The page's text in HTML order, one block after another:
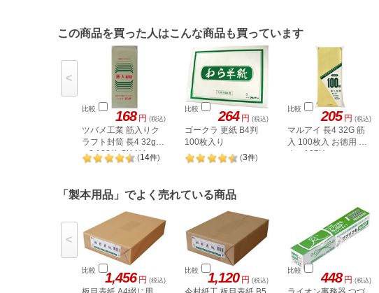
この商品を買った人はこんな商品も買っています
比較 168 円 (税込)
ツバメ工業 筋入りク
ラフト封筒 長4 32g／
m2 100枚 SK-N4
(14件)
比較 264 円 (税込)
ゴークラ 更紙 B4判
100枚入り
(3件)
比較 205 円 (税込)
マルアイ 長4 32G 筋
入 100枚入 お徳用 ト
クー105H
<
「製本用品」でよく売れている商品
比較 1,456 円 (税込)
比較 1,120 円 (税込)
比較 448 円 (税込)
<